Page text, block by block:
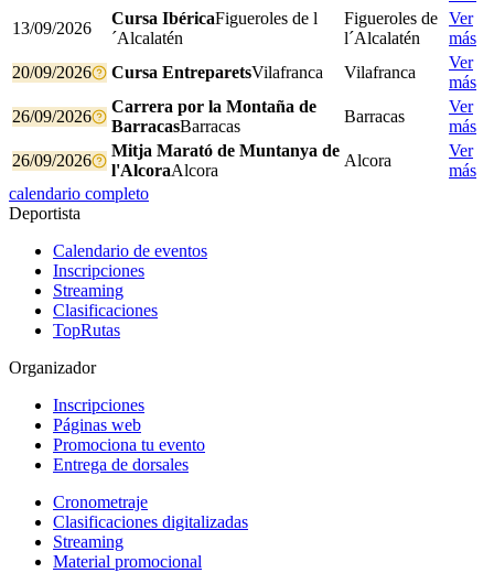
13/09/2026
Cursa IbéricaFigueroles de l
´Alcalatén
Figueroles de
l´Alcalatén
Ver
más
20/09/2026
Cursa EntreparetsVilafranca Vilafranca
Ver
más
26/09/2026
Carrera por la Montaña de
BarracasBarracas
Barracas
Ver
más
26/09/2026
Mitja Marató de Muntanya de
l'AlcoraAlcora
Alcora
Ver
más
calendario completo
Deportista
Calendario de eventos
Inscripciones
Streaming
Clasificaciones
TopRutas
Organizador
Inscripciones
Páginas web
Promociona tu evento
Entrega de dorsales
Cronometraje
Clasificaciones digitalizadas
Streaming
Material promocional